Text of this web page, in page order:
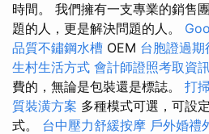
時間。 我們擁有一支專業的銷售
題的人，更是解決問題的人。
品質不鏽鋼水槽 OEM 台胞證過
生村生活方式 會計師證照考取資
費的，無論是包裝還是標誌。 打
質裝潢方案 多種模式可選，可設
式。 台中壓力舒緩按摩 戶外婚禮